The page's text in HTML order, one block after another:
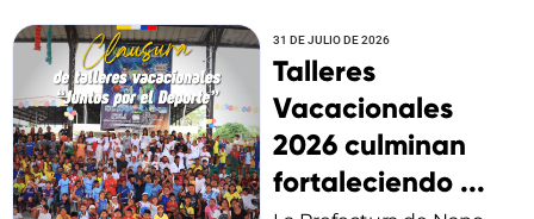
31 DE JULIO DE 2026
Talleres
Vacacionales
2026 culminan
fortaleciendo ...